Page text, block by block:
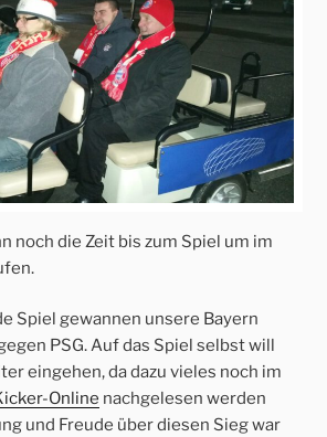
noch die Zeit bis zum Spiel um im
Spiel gewannen unsere Bayern
PSG. Auf das Spiel selbst will
eingehen, da dazu vieles noch im
Online nachgelesen werden
und Freude über diesen Sieg war